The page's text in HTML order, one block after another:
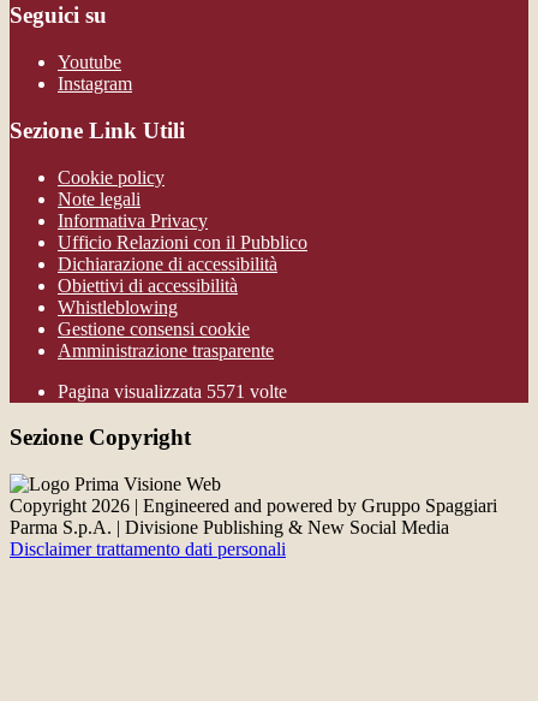
Seguici su
Youtube
Instagram
Sezione Link Utili
Cookie policy
Note legali
Informativa Privacy
Ufficio Relazioni con il Pubblico
Dichiarazione di accessibilità
Obiettivi di accessibilità
Whistleblowing
Gestione consensi cookie
Amministrazione trasparente
Pagina visualizzata 5571 volte
Sezione Copyright
Copyright 2026 | Engineered and powered by Gruppo Spaggiari
Parma S.p.A. | Divisione Publishing & New Social Media
Disclaimer trattamento dati personali